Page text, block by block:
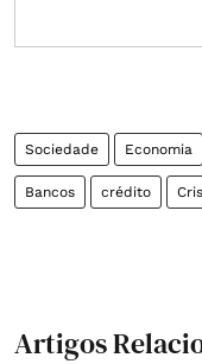
Sociedade Economia
Bancos crédito
Artigos